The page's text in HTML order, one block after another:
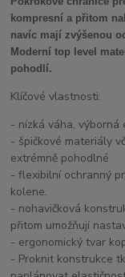
kompresní a přitom
navíc mají zvýšenou
Moderní top level
pohodlí.
Klíčové vlastnosti:
- nízká váha, výborná
- špičkové materiály
extrémně pohodlné
- flexibilní ochranný
kolene.
- nohavičková
přitom umožňují
- ergonomický tvar
- Proknit konstrukce